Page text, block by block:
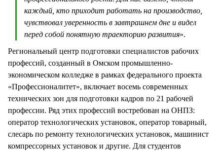
каждый, кто приходит работать на производство,
чувствовал уверенность в завтрашнем дне и видел
перед собой понятную траекторию развития».
Региональный центр подготовки специалистов рабочих
профессий, созданный в Омском промышленно-
экономическом колледже в рамках федерального проекта
«Профессионалитет», включает восемь современных
технических зон для подготовки кадров по 21 рабочей
профессии. Ряд этих профессий востребован на ОНПЗ:
оператор технологических установок, оператор товарный,
слесарь по ремонту технологических установок, машинист
компрессорных установок и другие. Для студентов